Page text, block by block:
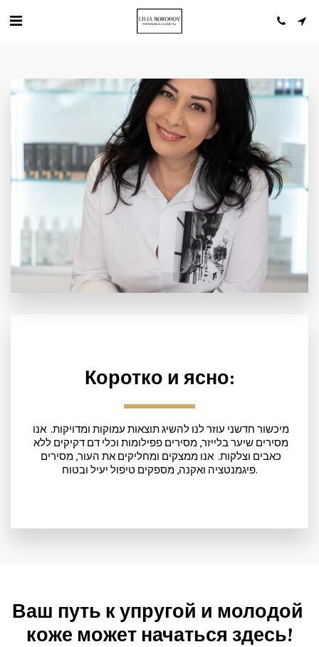
Коротко и ясно:
פיגמנטציה ואקנה, מספקים טיפול יעיל ובטוח.
Ваш путь к упругой и молодой
коже может начаться здесь!